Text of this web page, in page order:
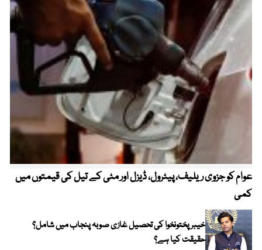
عوام کو جزوی ریلیف، پیٹرول، ڈیزل اور مٹی کے تیل کی قیمتوں میں
کمی
خیبر پختونخوا کی تحصیل غازی صوبہ پنجاب میں شامل؟
حقیقت کیا ہے؟